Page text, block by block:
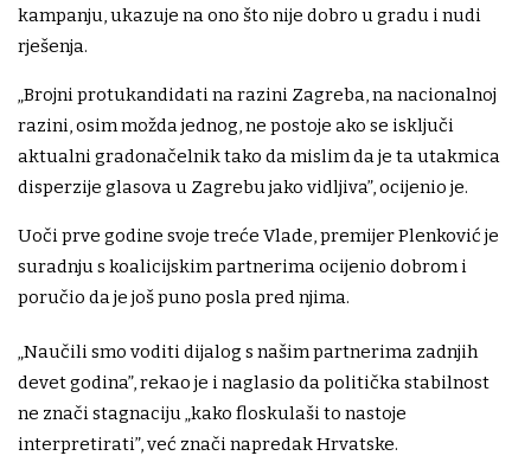
kampanju, ukazuje na ono što nije dobro u gradu i nudi
rješenja.
„Brojni protukandidati na razini Zagreba, na nacionalnoj
razini, osim možda jednog, ne postoje ako se isključi
aktualni gradonačelnik tako da mislim da je ta utakmica
disperzije glasova u Zagrebu jako vidljiva”, ocijenio je.
Uoči prve godine svoje treće Vlade, premijer Plenković je
suradnju s koalicijskim partnerima ocijenio dobrom i
poručio da je još puno posla pred njima.
„Naučili smo voditi dijalog s našim partnerima zadnjih
devet godina”, rekao je i naglasio da politička stabilnost
ne znači stagnaciju „kako floskulaši to nastoje
interpretirati”, već znači napredak Hrvatske.